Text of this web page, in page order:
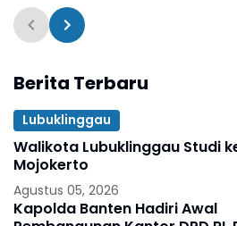
Berita Terbaru
Lubuklinggau
Walikota Lubuklinggau Studi
Mojokerto
Agustus 05, 2026
Kapolda Banten Hadiri Awal